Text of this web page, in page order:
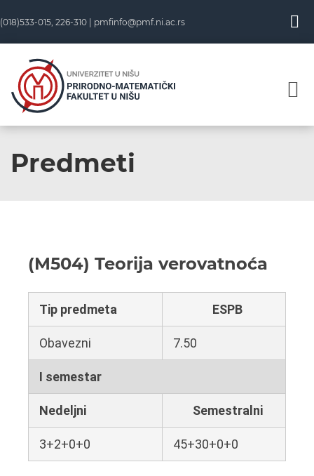
(018)533-015, 226-310 | pmfinfo@pmf.ni.ac.rs
Predmeti
(M504) Teorija verovatnoća
Tip predmeta ESPB
Obavezni 7.50
I semestar
Nedeljni Semestralni
3+2+0+0 45+30+0+0